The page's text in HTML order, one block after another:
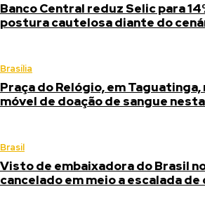
Banco Central reduz Selic para
postura cautelosa diante do
Brasília
Praça do Relógio, em
móvel de doação de sangue
Brasil
Visto de embaixadora do Brasil
cancelado em meio a escalada